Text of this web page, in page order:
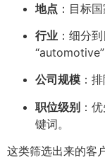
地点 ：目标
行业 ：细分
“automotive”
公司规模 ：
职位级别 ：
键词。
这类筛选出来的客